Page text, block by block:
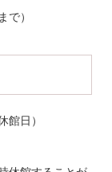
で）
館日）